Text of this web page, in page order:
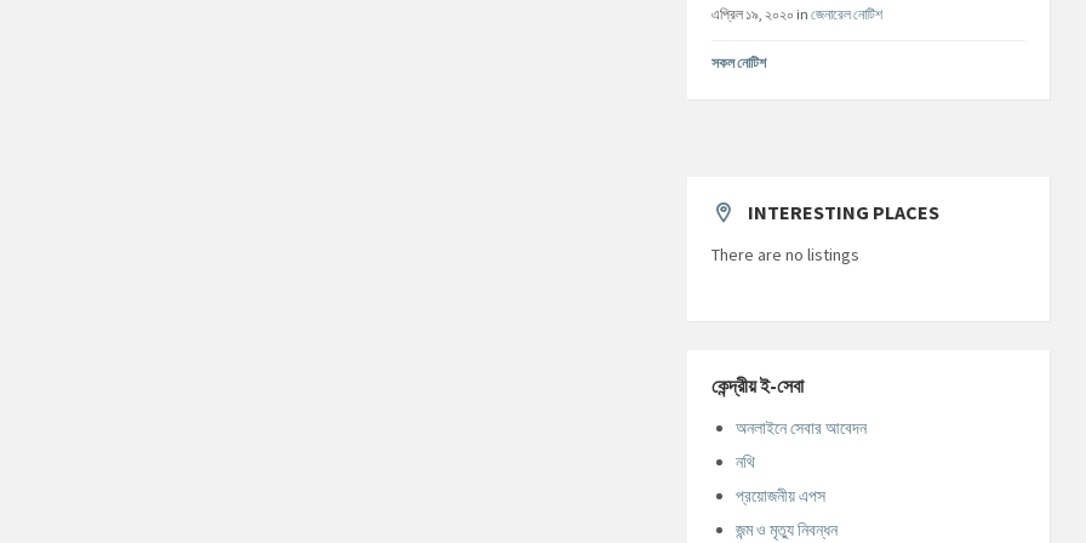
এপ্রিল ১৯, ২০২০ inজেনারেল নোটিশ
সকল নোটিশ
INTERESTING PLACES
There are no listings
কেন্দ্রীয় ই-সেবা
অনলাইনে সেবার আবেদন
নথি
প্রয়োজনীয় এপস
জন্ম ও মৃত্যু নিবন্ধন